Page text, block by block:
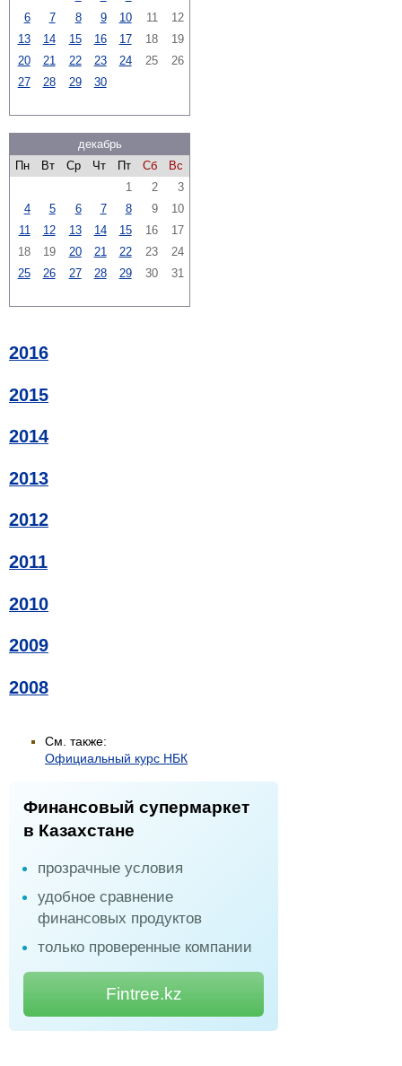
6
7 8 9 10 11
12
13
14 15 16 17 18
19
20
21 22 23 24 25
26
27
28 29 30
декабрь
Пн
Вт Ср Чт Пт Сб
Вс
1
2
3
4
5 6 7 8 9
10
11
12 13 14 15 16
17
18
19 20 21 22 23
24
25
26 27 28 29 30 31
2016
2015
2014
2013
2012
2011
2010
2009
2008
См. также:
Официальный курс НБК
Финансовый супермаркет
в Казахстане
прозрачные условия
удобное сравнение
финансовых продуктов
только проверенные компании
Fintree.kz